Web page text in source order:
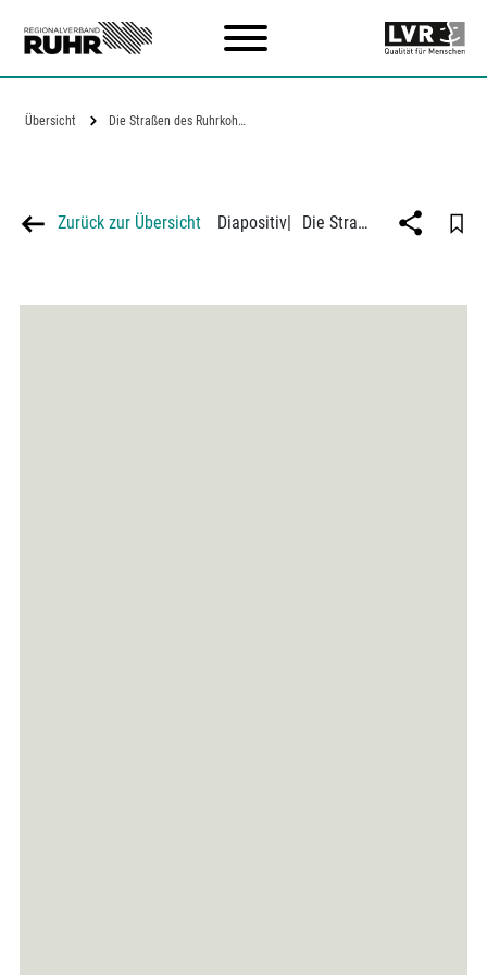
Übersicht Die Straßen des Ruhrkohlenbezirks,…
Zurück zur Übersicht Diapositiv| Die Straßen des Ruhrkohlenbezirks, Ausbauprogramm 1925